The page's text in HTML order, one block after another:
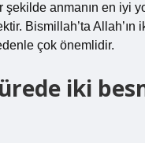
şekilde anmanın en iyi
Bismillah’ta Allah’ın
çok önemlidir.
iki